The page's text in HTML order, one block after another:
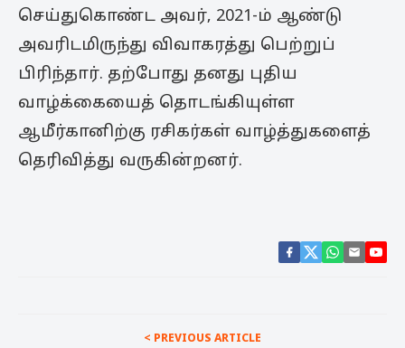
செய்துகொண்ட அவர், 2021-ம் ஆண்டு
அவரிடமிருந்து விவாகரத்து பெற்றுப்
பிரிந்தார். தற்போது தனது புதிய
வாழ்க்கையைத் தொடங்கியுள்ள
ஆமீர்கானிற்கு ரசிகர்கள் வாழ்த்துகளைத்
தெரிவித்து வருகின்றனர்.
< PREVIOUS ARTICLE